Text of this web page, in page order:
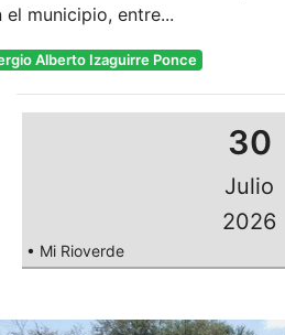
el municipio, entre...
Alberto Izaguirre Ponce
30
Julio
2026
• Mi Rioverde